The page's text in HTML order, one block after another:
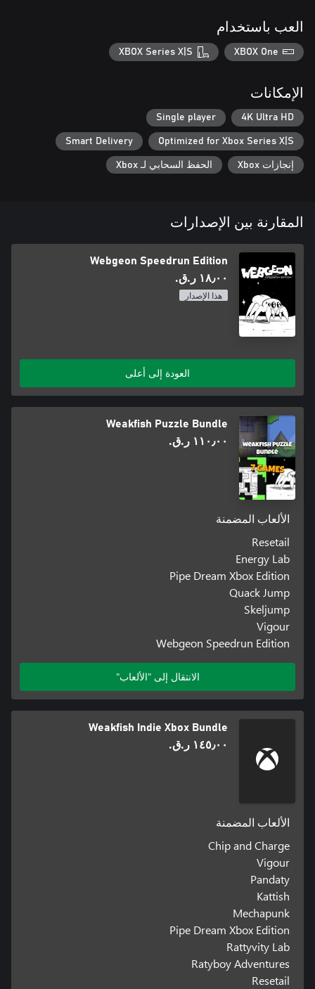
العب باستخدام
XBOX One
XBOX Series X|S
الإمكانات
4K Ultra HD
Single player
Optimized for Xbox Series X|S
Smart Delivery
إنجازات Xbox الحفظ السحابي لـ Xbox
المقارنة بين الإصدارات
Webgeon Speedrun Edition
١٨٫٠٠ ر.ق.‏
هذا الإصدار
العودة إلى أعلى
Weakfish Puzzle Bundle
١١٠٫٠٠ ر.ق.‏
الألعاب المضمنة
Resetail
Energy Lab
Pipe Dream Xbox Edition
Quack Jump
Skeljump
Vigour
Webgeon Speedrun Edition
الانتقال إلى "الألعاب"
Weakfish Indie Xbox Bundle
١٤٥٫٠٠ ر.ق.‏
الألعاب المضمنة
Chip and Charge
Vigour
Pandaty
Kattish
Mechapunk
Pipe Dream Xbox Edition
Rattyvity Lab
Ratyboy Adventures
Resetail